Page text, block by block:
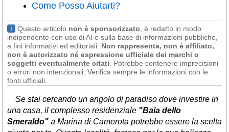
Come Posso Aiutarti?
ℹ Questo articolo non è sponsorizzato, è redatto in modo
indipendente con uso di AI e sulla base di informazioni pubbliche,
a fini informativi ed editoriali. Non rappresenta, non è affiliato,
non è autorizzato né espressione ufficiale dei marchi o
soggetti eventualmente citati. Potrebbe contenere imprecisioni
o errori non intenzionali. Verifica sempre le informazioni con le
fonti ufficiali.
Se stai cercando un angolo di paradiso dove investire in
una casa, il complesso residenziale "Baia dello
Smeraldo" a Marina di Camerota potrebbe essere la scelta